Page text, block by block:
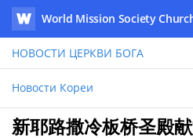
WATV
World Mission Society
НОВОСТИ ЦЕРКВИ БОГА
Новости Кореи
新耶路撒冷板桥圣殿